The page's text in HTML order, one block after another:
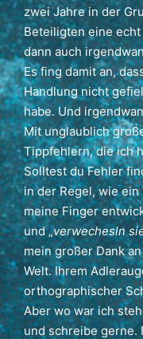
zwei Jahre in der
Beteiligten eine
dann auch
Es fing damit an,
Handlung nicht
habe. Und
Mit unglaublich
Tippfehlern, die ich
Solltest du Fehler
in der Regel, wie
meine Finger
und „verwechesln si
mein großer Dank
Welt. Ihrem
orthographischer
Aber wo war ich
und schreibe gerne.